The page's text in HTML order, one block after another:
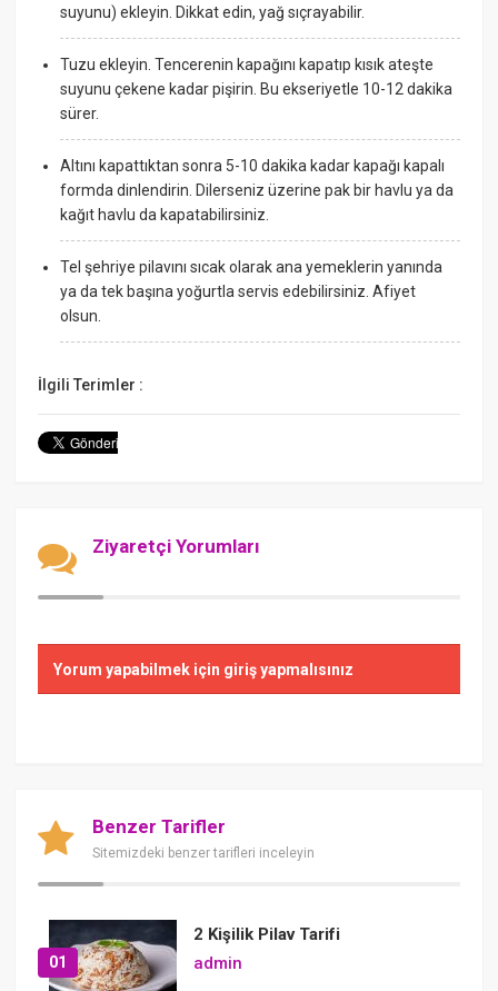
suyunu) ekleyin. Dikkat edin, yağ sıçrayabilir.
Tuzu ekleyin. Tencerenin kapağını kapatıp kısık ateşte
suyunu çekene kadar pişirin. Bu ekseriyetle 10-12 dakika
sürer.
Altını kapattıktan sonra 5-10 dakika kadar kapağı kapalı
formda dinlendirin. Dilerseniz üzerine pak bir havlu ya da
kağıt havlu da kapatabilirsiniz.
Tel şehriye pilavını sıcak olarak ana yemeklerin yanında
ya da tek başına yoğurtla servis edebilirsiniz. Afiyet
olsun.
İlgili Terimler :
Ziyaretçi Yorumları
Yorum yapabilmek için giriş yapmalısınız
Benzer Tarifler
Sitemizdeki benzer tarifleri inceleyin
01
2 Kişilik Pilav Tarifi
admin